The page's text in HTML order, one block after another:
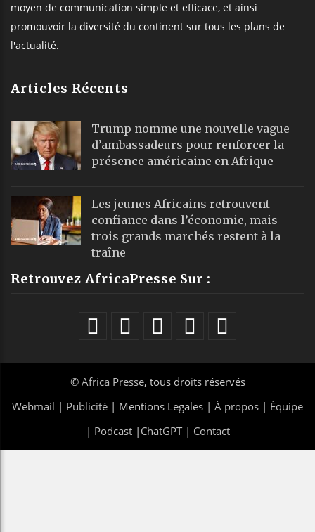
moyen de communication simple et efficace, et ainsi
promouvoir la diversité du continent sur tous les plans de
l'actualité.
Articles Récents
Trump nomme une nouvelle vague
d’ambassadeurs pour renforcer la
présence américaine en Afrique
Les jeunes Africains retrouvent
confiance dans l’économie, mais
trois grands marchés restent à la
traîne
Retrouvez AfricaPresse Sur :
© Africa Presse, tous droits réservés
Webmail | Publicité | Mentions Legales | À propos | Équipe
| Podcast| ChatGPT| Contact